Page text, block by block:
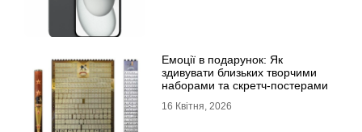
Емоції в подарунок: Як
здивувати близьких творчими
наборами та скретч-постерами
16 Квітня, 2026